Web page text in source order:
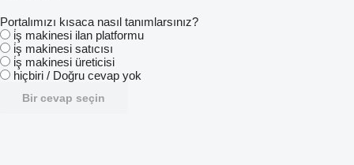
Portalımızı kısaca nasıl tanımlarsınız?
i̇ş makinesi ilan platformu
i̇ş makinesi satıcısı
i̇ş makinesi üreticisi
hiçbiri / Doğru cevap yok
Bir cevap seçin